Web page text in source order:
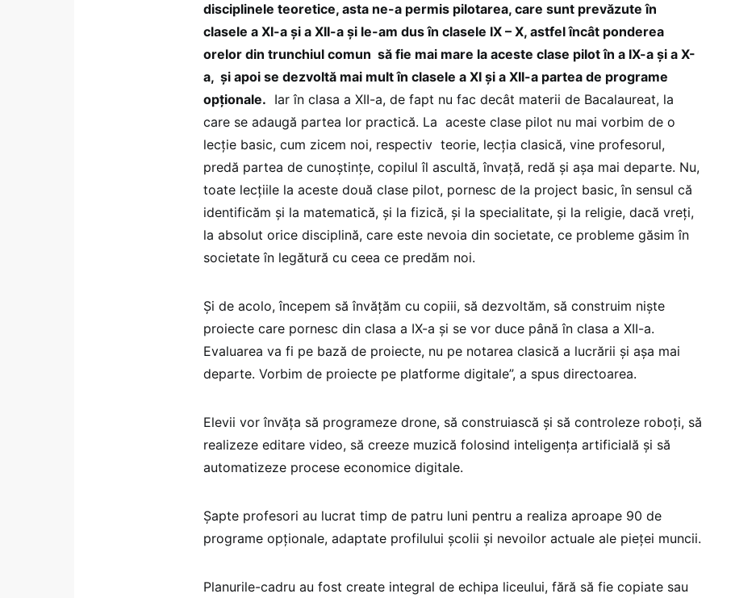
disciplinele teoretice, asta ne-a permis pilotarea, care sunt prevăzute în
clasele a XI-a și a XII-a și le-am dus în clasele IX – X, astfel încât ponderea
orelor din trunchiul comun să fie mai mare la aceste clase pilot în a IX-a și a X-
a, și apoi se dezvoltă mai mult în clasele a XI și a XII-a partea de programe
opționale. Iar în clasa a XII-a, de fapt nu fac decât materii de Bacalaureat, la
care se adaugă partea lor practică. La aceste clase pilot nu mai vorbim de o
lecție basic, cum zicem noi, respectiv teorie, lecția clasică, vine profesorul,
predă partea de cunoștințe, copilul îl ascultă, învață, redă și așa mai departe. Nu,
toate lecțiile la aceste două clase pilot, pornesc de la project basic, în sensul că
identificăm și la matematică, și la fizică, și la specialitate, și la religie, dacă vreți,
la absolut orice disciplină, care este nevoia din societate, ce probleme găsim în
societate în legătură cu ceea ce predăm noi.
Și de acolo, începem să învățăm cu copiii, să dezvoltăm, să construim niște
proiecte care pornesc din clasa a IX-a și se vor duce până în clasa a XII-a.
Evaluarea va fi pe bază de proiecte, nu pe notarea clasică a lucrării și așa mai
departe. Vorbim de proiecte pe platforme digitale”, a spus directoarea.
Elevii vor învăța să programeze drone, să construiască și să controleze roboți, să
realizeze editare video, să creeze muzică folosind inteligența artificială și să
automatizeze procese economice digitale.
Șapte profesori au lucrat timp de patru luni pentru a realiza aproape 90 de
programe opționale, adaptate profilului școlii și nevoilor actuale ale pieței muncii.
Planurile-cadru au fost create integral de echipa liceului, fără să fie copiate sau